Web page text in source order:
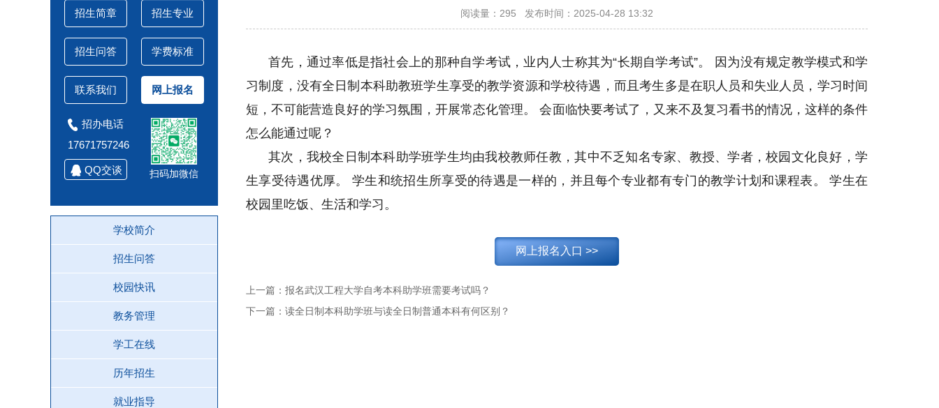
招生简章 招生专业
招生问答 学费标准
联系我们 网上报名
招办电话
17671757246
QQ交谈 扫码加微信
学校简介
招生问答
校园快讯
教务管理
学工在线
历年招生
就业指导
阅读量：295 发布时间：2025-04-28 13:32
首先，通过率低是指社会上的那种自学考试，业内人士称其为“长期自学考试”。 因为没有规定教学模式和学
习制度，没有全日制本科助教班学生享受的教学资源和学校待遇，而且考生多是在职人员和失业人员，学习时间
短，不可能营造良好的学习氛围，开展常态化管理。 会面临快要考试了，又来不及复习看书的情况，这样的条件
怎么能通过呢？
其次，我校全日制本科助学班学生均由我校教师任教，其中不乏知名专家、教授、学者，校园文化良好，学
生享受待遇优厚。
学生和统招生所享受的待遇是一样的，并且每个专业都有专门的教学计划和课程表。
学生在
校园里吃饭、生活和学习。
网上报名入口 >>
上一篇：报名武汉工程大学自考本科助学班需要考试吗？
下一篇：读全日制本科助学班与读全日制普通本科有何区别？